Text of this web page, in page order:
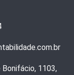
Bonifácio, 1103,